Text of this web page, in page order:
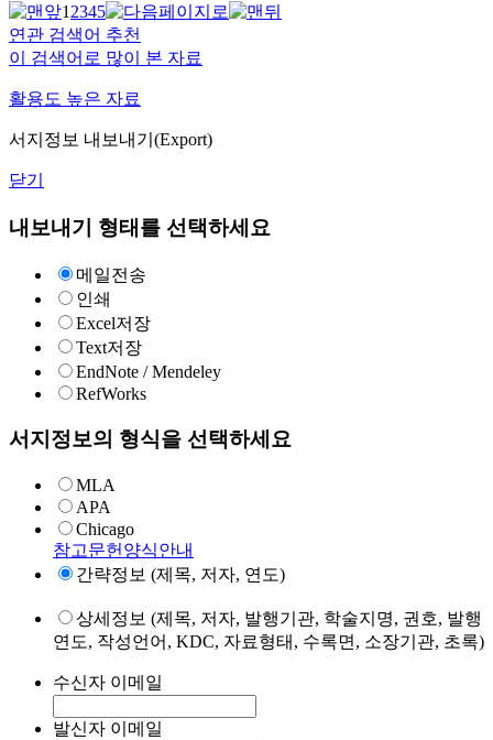
12345
연관 검색어 추천
이 검색어로 많이 본 자료
활용도 높은 자료
서지정보 내보내기(Export)
닫기
내보내기 형태를 선택하세요
메일전송
인쇄
Excel저장
Text저장
EndNote / Mendeley
RefWorks
서지정보의 형식을 선택하세요
MLA
APA
Chicago
참고문헌양식안내
간략정보 (제목, 저자, 연도)
상세정보 (제목, 저자, 발행기관, 학술지명, 권호, 발행
연도, 작성언어, KDC, 자료형태, 수록면, 소장기관, 초록)
수신자 이메일
발신자 이메일